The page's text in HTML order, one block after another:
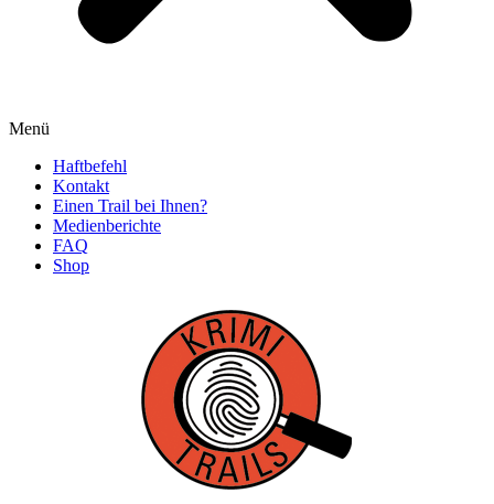
Menü
Haftbefehl
Kontakt
Einen Trail bei Ihnen?
Medienberichte
FAQ
Shop